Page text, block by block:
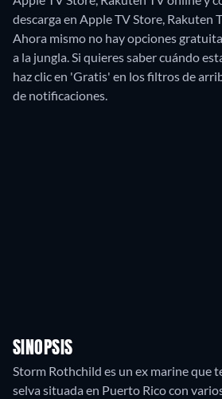
descarga en Apple TV Store, Rakuten
Ahora mismo no hay opciones
a la jungla. Si quieres saber cuándo
haz clic en 'Gratis' en los filtros de
de notificaciones.
SINOPSIS
Storm Rothchild es un ex marine que
selva situada en Puerto Rico con